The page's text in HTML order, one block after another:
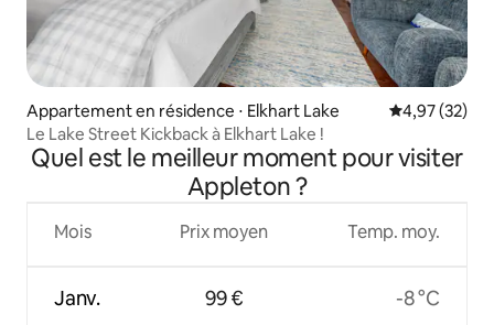
Appartement en résidence ⋅ Elkhart Lake Évaluation
4,97 (32)
Le Lake Street Kickback à Elkhart Lake !
Quel est le meilleur moment pour visiter
Appleton ?
Mois
Janv.
Prix moyen
99 €
Temp. moy.
-8 °C